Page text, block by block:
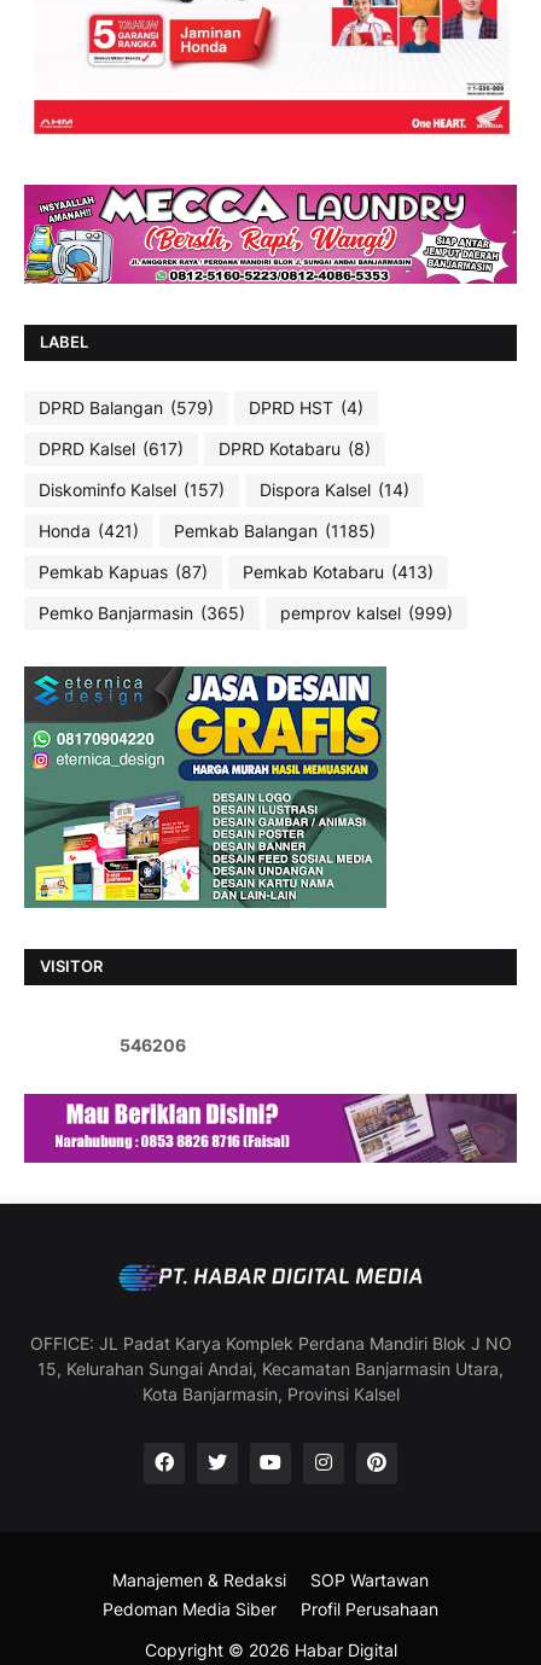
LABEL
DPRD Balangan (579) DPRD HST (4)
DPRD Kalsel (617) DPRD Kotabaru (8)
Diskominfo Kalsel (157) Dispora Kalsel (14)
Honda (421) Pemkab Balangan (1185)
Pemkab Kapuas (87) Pemkab Kotabaru (413)
Pemko Banjarmasin (365) pemprov kalsel (999)
VISITOR
546206
OFFICE: JL Padat Karya Komplek Perdana Mandiri Blok J NO
15, Kelurahan Sungai Andai, Kecamatan Banjarmasin Utara,
Kota Banjarmasin, Provinsi Kalsel
Copyright © 2026 Habar Digital
Manajemen & Redaksi
SOP Wartawan
Pedoman Media Siber
Profil Perusahaan